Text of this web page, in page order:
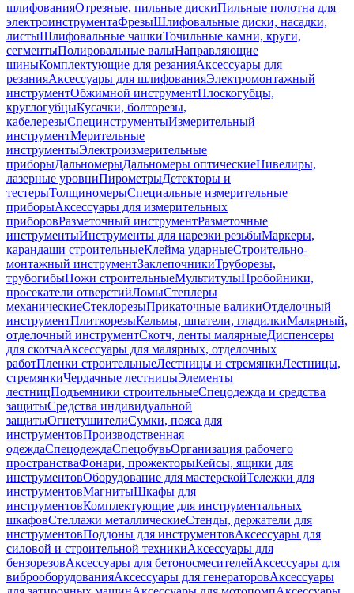
шлифованияОтрезные, пильные дискиПильные полотна для
электроинструментаФрезыШлифовальные диски, насадки,
листыШлифовальные чашкиТочильные камни, круги,
сегментыПолировальные валыНаправляющие
шиныКомплектующие для резанияАксессуары для
резанияАксессуары для шлифованияЭлектромонтажный
инструментОбжимной инструментПлоскогубцы,
круглогубцыКусачки, болторезы,
кабелерезыСпецинструментыИзмерительный
инструментМерительные
инструментыЭлектроизмерительные
приборыДальномерыДальномеры оптическиеНивелиры,
лазерные уровниПирометрыДетекторы и
тестерыТолщиномерыСпециальные измерительные
приборыАксессуары для измерительных
приборовРазметочный инструментРазметочные
инструментыИнструменты для нарезки резьбыМаркеры,
карандаши строительныеКлейма ударныеСтроительно-
монтажный инструментЗаклепочникиТруборезы,
трубогибыНожи строительныеМультитулыПробойники,
просекатели отверстийЛомыСтеплеры
механическиеСтеклорезыПрикаточные валикиОтделочный
инструментПлиткорезыКельмы, шпатели, гладилкиМалярный,
отделочный инструментСкотч, ленты малярныеДиспенсеры
для скотчаАксессуары для малярных, отделочных
работПленки строительныеЛестницы и стремянкиЛестницы,
стремянкиЧердачные лестницыЭлементы
лестницПодъемники строительныеСпецодежда и средства
защитыСредства индивидуальной
защитыОгнетушителиСумки, пояса для
инструментовПроизводственная
одеждаСпецодеждаСпецобувьОрганизация рабочего
пространстваФонари, прожекторыКейсы, ящики для
инструментовОборудование для мастерскойТележки для
инструментовМагнитыШкафы для
инструментовКомплектующие для инструментальных
шкафовСтеллажи металлическиеСтенды, держатели для
инструментовПоддоны для инструментовАксессуары для
силовой и строительной техникиАксессуары для
бензорезовАксессуары для бетоносмесителейАксессуары для
виброоборудованияАксессуары для генераторовАксессуары